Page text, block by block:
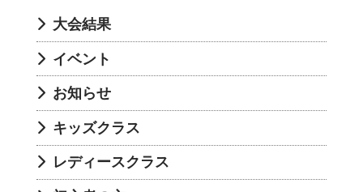
大会結果
イベント
お知らせ
キッズクラス
レディースクラス